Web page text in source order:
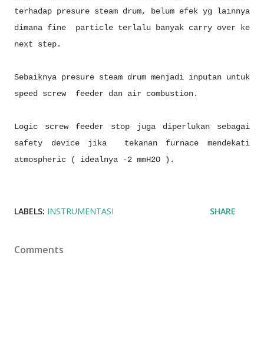
terhadap presure steam drum, belum efek yg lainnya
dimana fine particle terlalu banyak carry over ke
next step.
Sebaiknya presure steam drum menjadi inputan untuk
speed screw feeder dan air combustion.
Logic screw feeder stop juga diperlukan sebagai
safety device jika tekanan furnace mendekati
atmospheric ( idealnya -2 mmH2O ).
LABELS: INSTRUMENTASI SHARE
Comments